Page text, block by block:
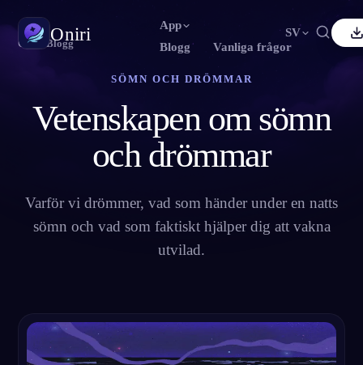
Oniri
App
Blogg
Vanliga frågor
SV
Français ES Español
DE Deutsch CS Čeština
Türkçe
한국어 ID Bahasa Indonesia
NL Nederlands SV Svenska
FI Suomi
Fånga dina drömmar i detalj
Klardrömmar
Ta kontroll över dina drömmar
Drömtydning
Avkoda vad dina drömmar betyder
Oniri ›Blogg
SÖMN OCH DRÖMMAR
Vetenskapen om sömn
och drömmar
Varför vi drömmer, vad som händer under en natts
sömn och vad som faktiskt hjälper dig att vakna
utvilad.